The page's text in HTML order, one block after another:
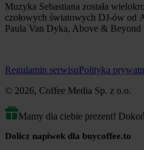
Muzyka Sebastiana została
czołowych światowych DJ-ów od
Paula Van Dyka, Above & Beyond
Regulamin serwisuPolityka
© 2026, Coffee Media Sp. z o.o.
Mamy dla ciebie prezent!
Dolicz napiwek dla buycoffee.to